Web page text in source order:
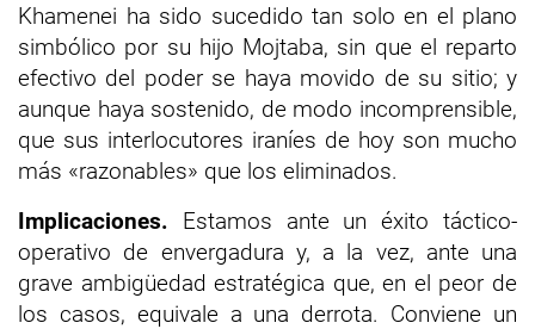
Khamenei ha sido sucedido tan solo en el plano
simbólico por su hijo Mojtaba, sin que el reparto
efectivo del poder se haya movido de su sitio; y
aunque haya sostenido, de modo incomprensible,
que sus interlocutores iraníes de hoy son mucho
más «razonables» que los eliminados.
Implicaciones. Estamos ante un éxito táctico-
operativo de envergadura y, a la vez, ante una
grave ambigüedad estratégica que, en el peor de
los casos, equivale a una derrota. Conviene un